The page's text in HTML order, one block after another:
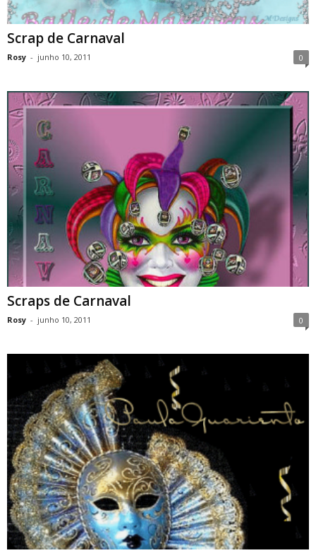
Scrap de Carnaval
Rosy - junho 10, 2011 0
Scraps de Carnaval
Rosy - junho 10, 2011 0